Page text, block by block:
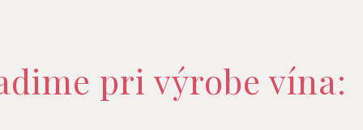
pri výrobe vína: